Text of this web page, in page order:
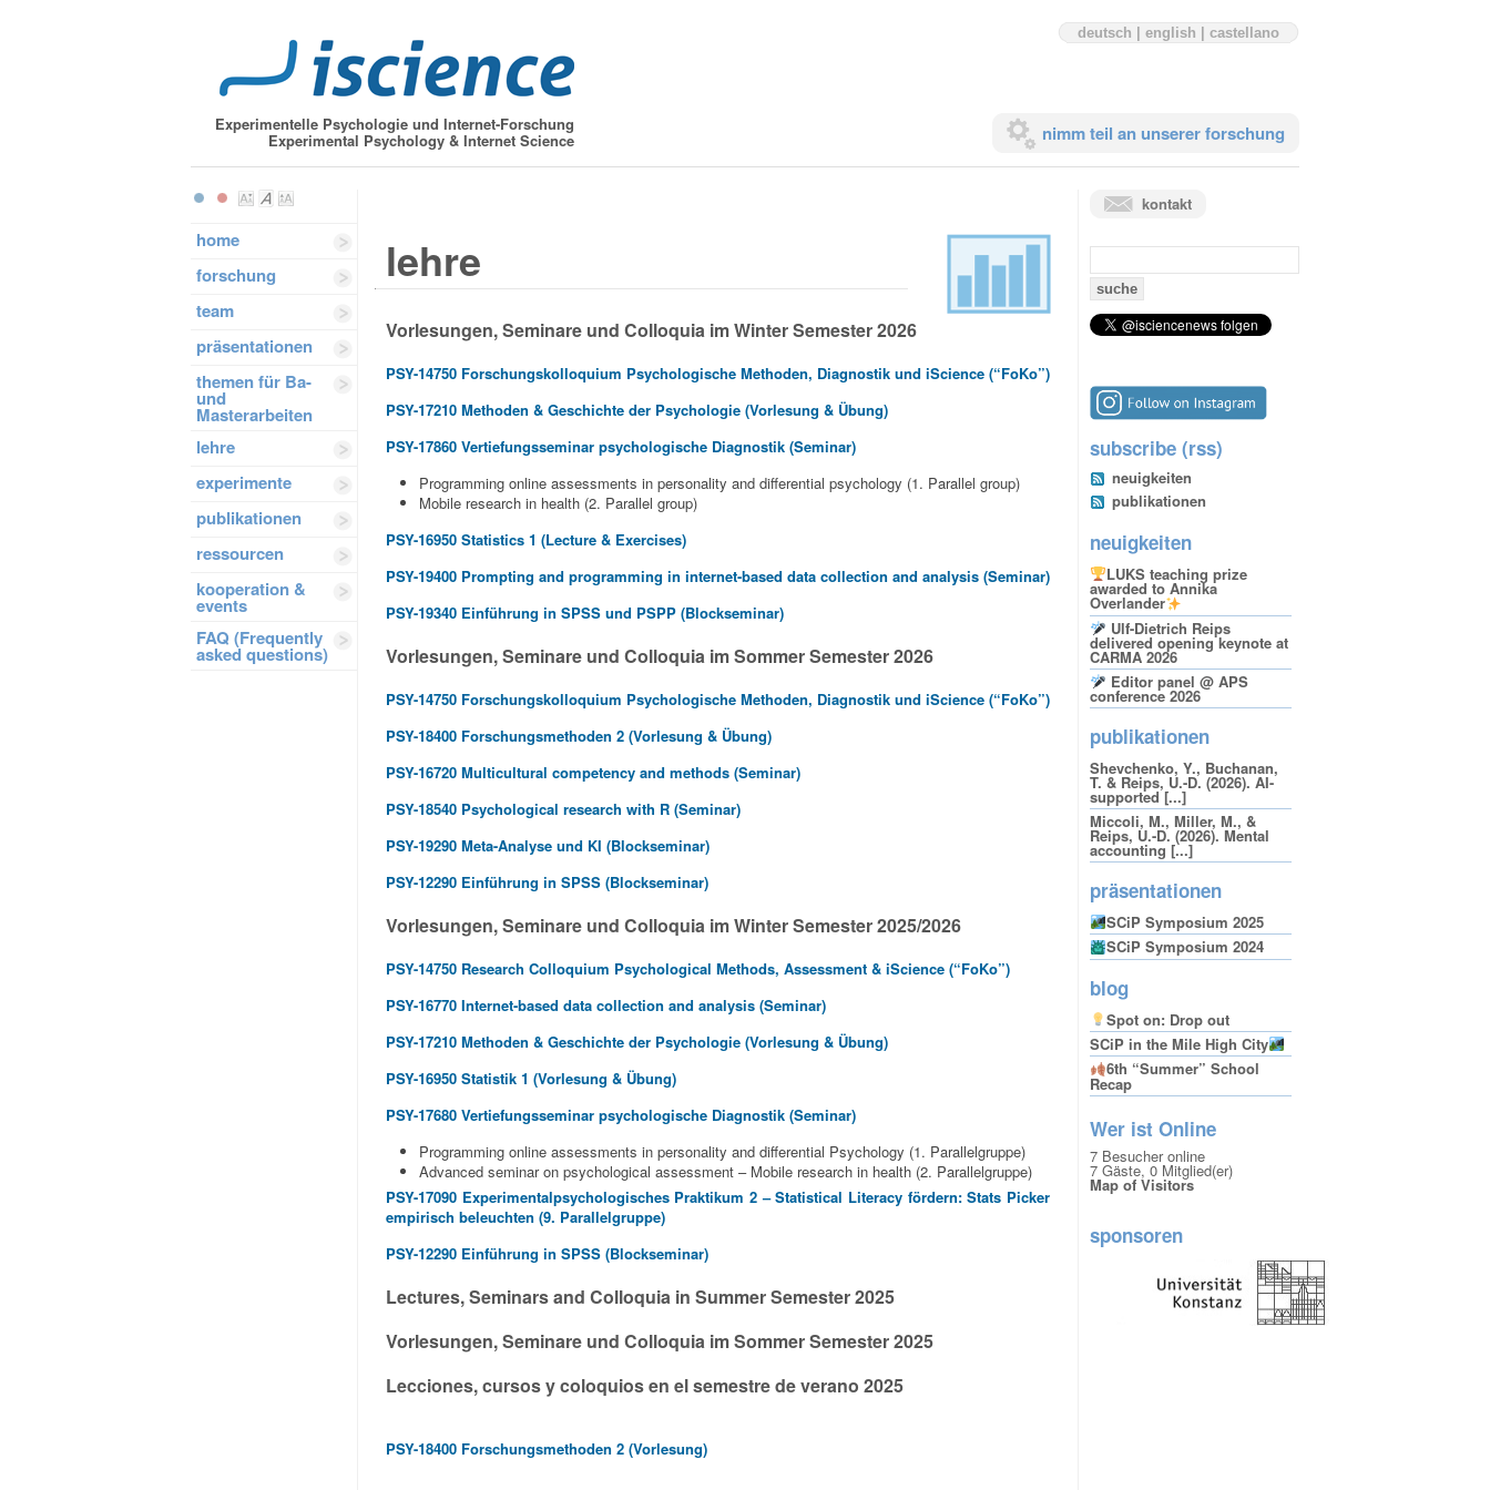
Experimentelle Psychologie und Internet-Forschung
Experimental Psychology & Internet Science
deutsch english castellano
nimm teil an unserer forschung
home
forschung
team
präsentationen
themen für Ba-
und
Masterarbeiten
lehre
experimente
publikationen
ressourcen
kooperation &
events
FAQ (Frequently
asked questions)
lehre
Vorlesungen, Seminare und Colloquia im Winter Semester 2026
PSY-14750 Forschungskolloquium Psychologische Methoden, Diagnostik und iScience (“FoKo”)
PSY-17210 Methoden & Geschichte der Psychologie (Vorlesung & Übung)
PSY-17860 Vertiefungsseminar psychologische Diagnostik (Seminar)
Programming online assessments in personality and differential psychology (1. Parallel group)
Mobile research in health (2. Parallel group)
PSY-16950 Statistics 1 (Lecture & Exercises)
PSY-19400 Prompting and programming in internet-based data collection and analysis (Seminar)
PSY-19340 Einführung in SPSS und PSPP (Blockseminar)
Vorlesungen, Seminare und Colloquia im Sommer Semester 2026
PSY-14750 Forschungskolloquium Psychologische Methoden, Diagnostik und iScience (“FoKo”)
PSY-18400 Forschungsmethoden 2 (Vorlesung & Übung)
PSY-16720 Multicultural competency and methods (Seminar)
PSY-18540 Psychological research with R (Seminar)
PSY-19290 Meta-Analyse und KI (Blockseminar)
PSY-12290 Einführung in SPSS (Blockseminar)
Vorlesungen, Seminare und Colloquia im Winter Semester 2025/2026
PSY-14750 Research Colloquium Psychological Methods, Assessment & iScience (“FoKo”)
PSY-16770 Internet-based data collection and analysis (Seminar)
PSY-17210 Methoden & Geschichte der Psychologie (Vorlesung & Übung)
PSY-16950 Statistik 1 (Vorlesung & Übung)
PSY-17680 Vertiefungsseminar psychologische Diagnostik (Seminar)
Programming online assessments in personality and differential Psychology (1. Parallelgruppe)
Advanced seminar on psychological assessment – Mobile research in health (2. Parallelgruppe)
PSY-17090 Experimentalpsychologisches Praktikum 2 – Statistical Literacy fördern: Stats Picker
empirisch beleuchten (9. Parallelgruppe)
PSY-12290 Einführung in SPSS (Blockseminar)
Lectures, Seminars and Colloquia in Summer Semester 2025
Vorlesungen, Seminare und Colloquia im Sommer Semester 2025
Lecciones, cursos y coloquios en el semestre de verano 2025
PSY-18400 Forschungsmethoden 2 (Vorlesung)
kontakt
suchen
nach:
subscribe (rss)
neuigkeiten
publikationen
neuigkeiten
LUKS teaching prize
awarded to Annika
Overlander
Ulf-Dietrich Reips
delivered opening keynote at
CARMA 2026
Editor panel @ APS
conference 2026
publikationen
Shevchenko, Y., Buchanan,
T. & Reips, U.-D. (2026). AI-
supported [...]
Miccoli, M., Miller, M., &
Reips, U.-D. (2026). Mental
accounting [...]
präsentationen
SCiP Symposium 2025
SCiP Symposium 2024
blog
Spot on: Drop out
SCiP in the Mile High City
6th “Summer” School
Recap
Wer ist Online
7 Besucher online
7 Gäste, 0 Mitglied(er)
Map of Visitors
sponsoren